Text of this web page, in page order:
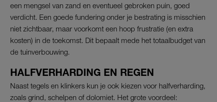
een mengsel van zand en eventueel gebroken puin, goed
verdicht. Een goede fundering onder je bestrating is misschien
niet zichtbaar, maar voorkomt een hoop frustratie (en extra
kosten) in de toekomst. Dit bepaalt mede het totaalbudget van
de tuinverbouwing.
HALFVERHARDING EN REGEN
Naast tegels en klinkers kun je ook kiezen voor halfverharding,
zoals grind, schelpen of dolomiet. Het grote voordeel: